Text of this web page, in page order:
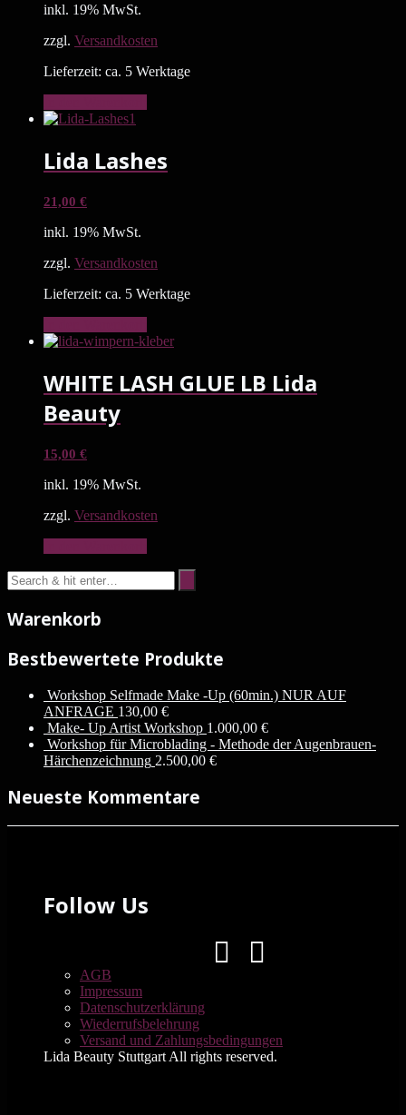
inkl. 19% MwSt.
zzgl. Versandkosten
Lieferzeit: ca. 5 Werktage
Lida Lashes
21,00 €
inkl. 19% MwSt.
zzgl. Versandkosten
Lieferzeit: ca. 5 Werktage
WHITE LASH GLUE LB Lida
Beauty
15,00 €
inkl. 19% MwSt.
zzgl. Versandkosten
Warenkorb
Bestbewertete Produkte
Workshop Selfmade Make -Up (60min.) NUR AUF
ANFRAGE 130,00 €
Make- Up Artist Workshop 1.000,00 €
Workshop für Microblading - Methode der Augenbrauen-
Härchenzeichnung 2.500,00 €
Neueste Kommentare
Follow Us
AGB
Impressum
Datenschutzerklärung
Wiederrufsbelehrung
Versand und Zahlungsbedingungen
Lida Beauty Stuttgart All rights reserved.